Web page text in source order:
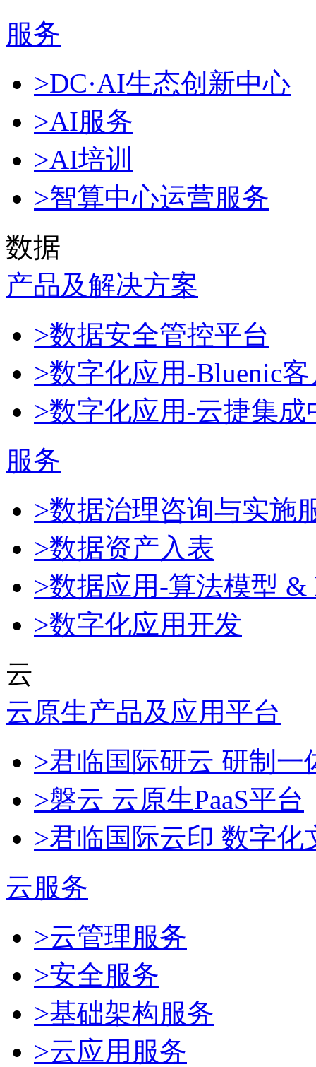
服务
>DC·AI生态创新中心
>AI服务
>AI培训
>智算中心运营服务
数据
产品及解决方案
>数据安全管控平台
>数字化应用-Bluenic
>数字化应用-云捷集成
服务
>数据治理咨询与实施
>数据资产入表
>数据应用-算法模型 &
>数字化应用开发
云
云原生产品及应用平台
>君临国际研云 研制
>磐云 云原生PaaS平台
>君临国际云印 数字化
云服务
>云管理服务
>安全服务
>基础架构服务
>云应用服务